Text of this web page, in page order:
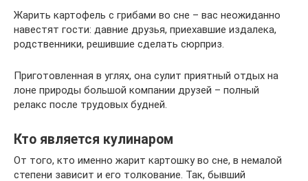
Жарить картофель с грибами во сне – вас неожиданно
навестят гости: давние друзья, приехавшие издалека,
родственники, решившие сделать сюрприз.
Приготовленная в углях, она сулит приятный отдых на
лоне природы большой компании друзей – полный
релакс после трудовых будней.
Кто является кулинаром
От того, кто именно жарит картошку во сне, в немалой
степени зависит и его толкование. Так, бывший